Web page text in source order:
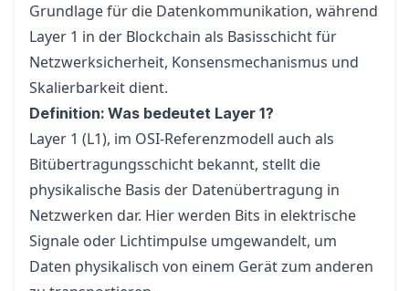
Grundlage für die Datenkommunikation, während
Layer 1 in der Blockchain als Basisschicht für
Netzwerksicherheit, Konsensmechanismus und
Skalierbarkeit dient.
Definition: Was bedeutet Layer 1?
Layer 1 (L1), im OSI-Referenzmodell auch als
Bitübertragungsschicht bekannt, stellt die
physikalische Basis der Datenübertragung in
Netzwerken dar. Hier werden Bits in elektrische
Signale oder Lichtimpulse umgewandelt, um
Daten physikalisch von einem Gerät zum anderen